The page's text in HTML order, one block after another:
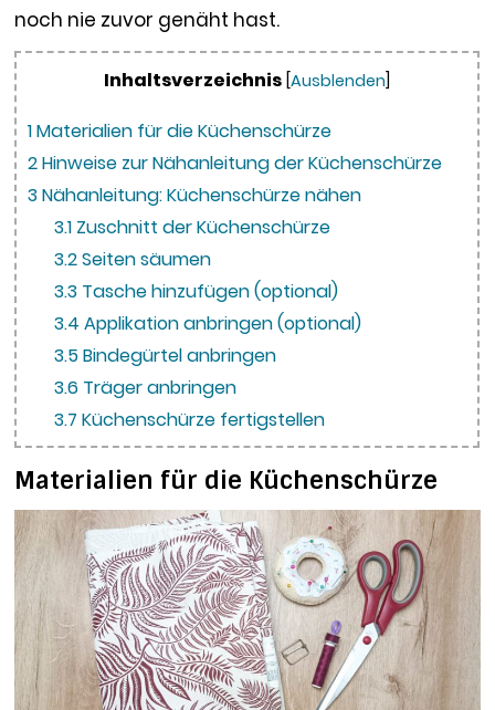
noch nie zuvor genäht hast.
Inhaltsverzeichnis [Ausblenden
1Materialien für die Küchenschürze
2Hinweise zur Nähanleitung der Küchenschürze
3Nähanleitung: Küchenschürze nähen
3.1 Zuschnitt der Küchenschürze
3.2Seiten säumen
3.3 Tasche hinzufügen (optional)
3.4 Applikation anbringen (optional)
3.5Bindegürtel anbringen
3.6 Träger anbringen
3.7 Küchenschürze fertigstellen
Materialien für die Küchenschürze